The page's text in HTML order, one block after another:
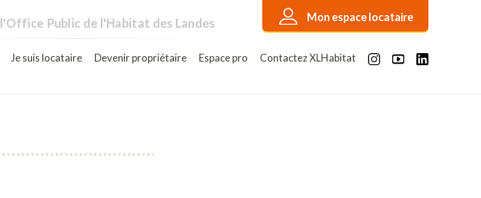
l'Office Public de l'Habitat des Landes Mon espace locataire
Je suis locataire Devenir propriétaire Espace pro Contactez XLHabitat